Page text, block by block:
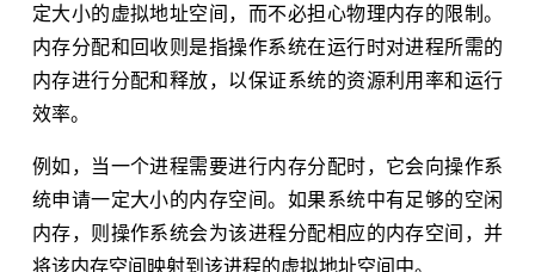
定大小的虚拟地址空间，而不必担心物理内存的限制。
内存分配和回收则是指操作系统在运行时对进程所需的
内存进行分配和释放，以保证系统的资源利用率和运行
效率。
例如，当一个进程需要进行内存分配时，它会向操作系
统申请一定大小的内存空间。如果系统中有足够的空闲
内存，则操作系统会为该进程分配相应的内存空间，并
将该内存空间映射到该进程的虚拟地址空间中。